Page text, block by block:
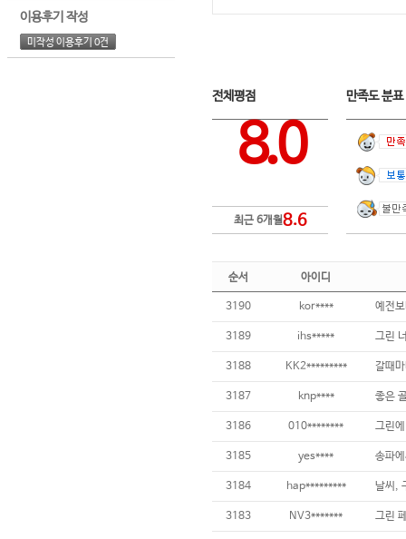
이용후기 작성
미작성 이용후기 0건
전체평점
8.0
최근 6개월8.6
만족도 분
순서 아이디
3190 kor****
3189 ihs*****
3188 KK2*********
3187 knp****
3186 010********
3185 yes****
3184 hap********* 날씨,
3183 NV3*******